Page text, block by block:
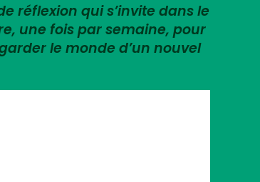
réflexion qui s’invite dans le
une fois par semaine, pour
le monde d’un nouvel